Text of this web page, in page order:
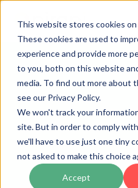
This website stores cookies
These cookies are used to
experience and provide more
to you, both on this website
media. To find out more about
see our Privacy Policy.
We won't track your
site. But in order to comply
we'll have to use just one tiny
not asked to make this choice
Accept